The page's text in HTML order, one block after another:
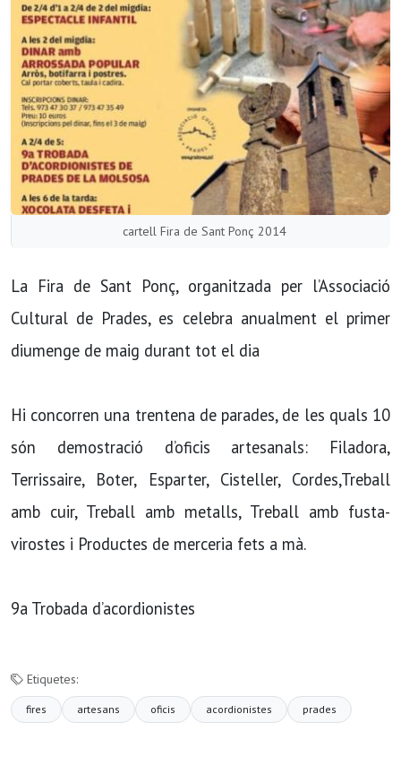
cartell Fira de Sant Ponç 2014
La Fira de Sant Ponç, organitzada per l’Associació
Cultural de Prades, es celebra anualment el primer
diumenge de maig durant tot el dia
Hi concorren una trentena de parades, de les quals 10
són demostració d’oficis artesanals: Filadora,
Terrissaire, Boter, Esparter, Cisteller, Cordes,Treball
amb cuir, Treball amb metalls, Treball amb fusta-
virostes i Productes de merceria fets a mà.
9a Trobada d’acordionistes
Etiquetes:
fires artesans oficis acordionistes prades